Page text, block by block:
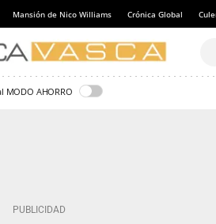
Mansión de Nico Williams Crónica Global
MODO AHORRO